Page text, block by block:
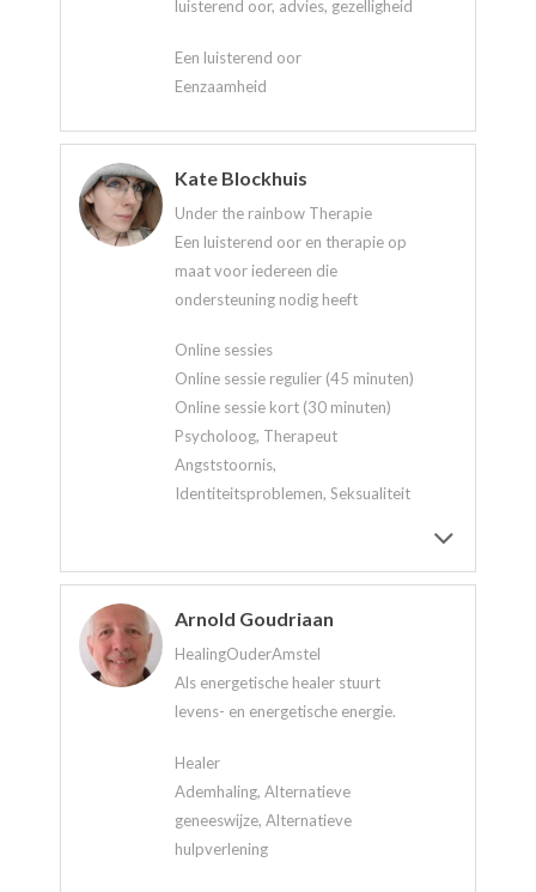
luisterend oor, advies, gezelligheid
Een luisterend oor
Eenzaamheid
Kate Blockhuis
Under the rainbow Therapie
Een luisterend oor en therapie op
maat voor iedereen die
ondersteuning nodig heeft
Online sessies
Online sessie regulier (45 minuten)
Online sessie kort (30 minuten)
Psycholoog, Therapeut
Angststoornis,
Identiteitsproblemen, Seksualiteit
Arnold Goudriaan
HealingOuderAmstel
Als energetische healer stuurt
levens- en energetische energie.
Healer
Ademhaling, Alternatieve
geneeswijze, Alternatieve
hulpverlening